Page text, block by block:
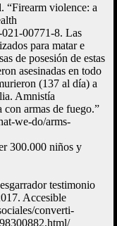
“Firearm violence: a
00771-8. Las
para matar e
de posesión de estas
asesinadas en todo
(137 al día) a
Amnistía
armas de fuego.”
we-do/arms-
300.000 niños y
testimonio
Accesible
converti-